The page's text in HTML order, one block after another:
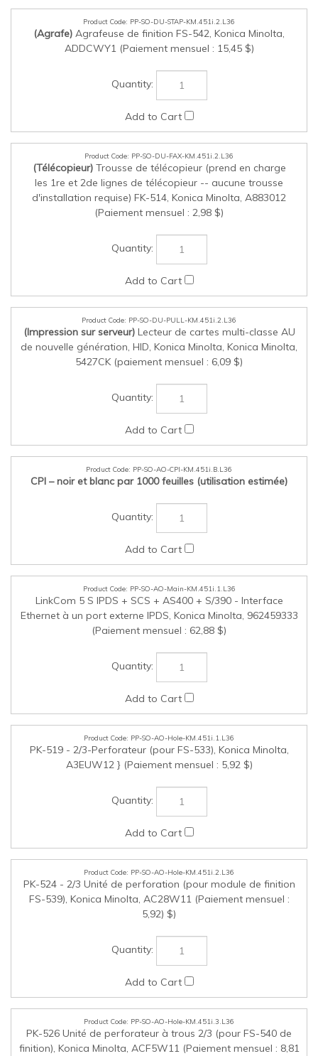
PP-SO-DU-STAP-KM.451i.2.L36
Agrafeuse de finition FS-542, Konica Minolta,
ADDCWY1 (Paiement mensuel : 15,45 $)
les 1re et 2de lignes de télécopieur -- aucune trousse
d'installation requise) FK-514, Konica Minolta, A883012
(Paiement mensuel : 2,98 $)
(Impression sur serveur)Lecteur de cartes multi-classe AU
de nouvelle génération, HID, Konica Minolta, Konica Minolta,
5427CK (paiement mensuel : 6,09 $)
PP-SO-AO-CPI-KM.451i.B.L36
CPI – noir et blanc par 1000 feuilles (utilisation estimée)
PP-SO-AO-Main-KM.451i.1.L36
Ethernet à un port externe IPDS, Konica Minolta, 962459333
(Paiement mensuel : 62,88 $)
PK-519 - 2/3-Perforateur (pour FS-533), Konica Minolta,
A3EUW12 } (Paiement mensuel : 5,92 $)
PP-SO-AO-Hole-KM.451i.2.L36
PK-524 - 2/3 Unité de perforation (pour module de finition
5,92) $)
finition), Konica Minolta, ACF5W11 (Paiement mensuel : 8,81
$)